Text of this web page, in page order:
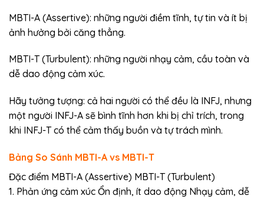
MBTI-A (Assertive): những người điềm tĩnh, tự tin và ít bị
ảnh hưởng bởi căng thẳng.
MBTI-T (Turbulent): những người nhạy cảm, cầu toàn và
dễ dao động cảm xúc.
Hãy tưởng tượng: cả hai người có thể đều là INFJ, nhưng
một người INFJ-A sẽ bình tĩnh hơn khi bị chỉ trích, trong
khi INFJ-T có thể cảm thấy buồn và tự trách mình.
Bảng So Sánh MBTI-A vs MBTI-T
Đặc điểm MBTI-A (Assertive) MBTI-T (Turbulent)
1. Phản ứng cảm xúc Ổn định, ít dao động Nhạy cảm, dễ